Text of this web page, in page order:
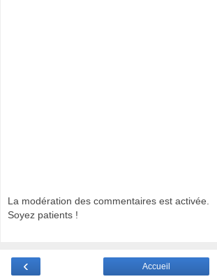
La modération des commentaires est activée.
Soyez patients !
‹ Accueil